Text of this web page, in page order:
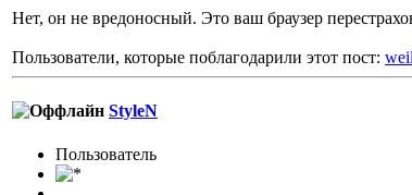
Нет, он не вредоносный. Это ваш браузер
Пользователи, которые поблагодарили этот пост:
StyleN
Пользовaтeль